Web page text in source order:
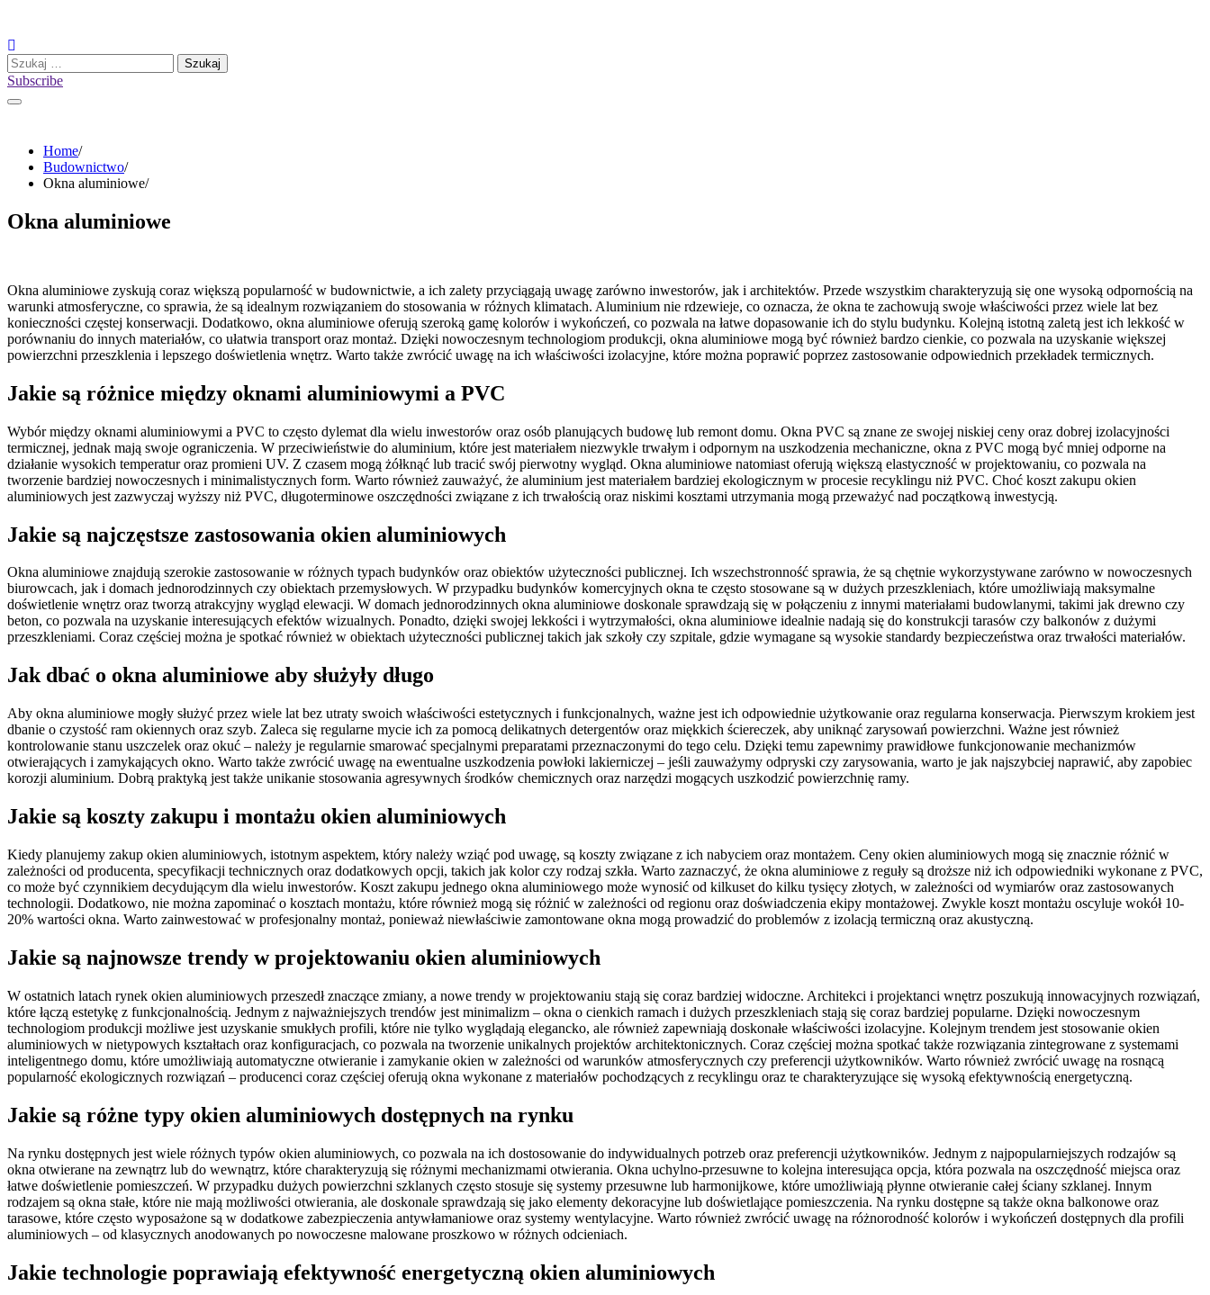
content
Szukaj:
Subscribe
Home
Budownictwo
Okna aluminiowe
Okna aluminiowe
Okna aluminiowe zyskują coraz większą popularność w budownictwie, a ich zalety przyciągają uwagę zarówno inwestorów, jak i architektów. Przede wszystkim charakteryzują się one wysoką odpornością na
warunki atmosferyczne, co sprawia, że są idealnym rozwiązaniem do stosowania w różnych klimatach. Aluminium nie rdzewieje, co oznacza, że okna te zachowują swoje właściwości przez wiele lat bez
konieczności częstej konserwacji. Dodatkowo, okna aluminiowe oferują szeroką gamę kolorów i wykończeń, co pozwala na łatwe dopasowanie ich do stylu budynku. Kolejną istotną zaletą jest ich lekkość w
porównaniu do innych materiałów, co ułatwia transport oraz montaż. Dzięki nowoczesnym technologiom produkcji, okna aluminiowe mogą być również bardzo cienkie, co pozwala na uzyskanie większej
powierzchni przeszklenia i lepszego doświetlenia wnętrz. Warto także zwrócić uwagę na ich właściwości izolacyjne, które można poprawić poprzez zastosowanie odpowiednich przekładek termicznych.
Jakie są różnice między oknami aluminiowymi a PVC
Wybór między oknami aluminiowymi a PVC to często dylemat dla wielu inwestorów oraz osób planujących budowę lub remont domu. Okna PVC są znane ze swojej niskiej ceny oraz dobrej izolacyjności
termicznej, jednak mają swoje ograniczenia. W przeciwieństwie do aluminium, które jest materiałem niezwykle trwałym i odpornym na uszkodzenia mechaniczne, okna z PVC mogą być mniej odporne na
działanie wysokich temperatur oraz promieni UV. Z czasem mogą żółknąć lub tracić swój pierwotny wygląd. Okna aluminiowe natomiast oferują większą elastyczność w projektowaniu, co pozwala na
tworzenie bardziej nowoczesnych i minimalistycznych form. Warto również zauważyć, że aluminium jest materiałem bardziej ekologicznym w procesie recyklingu niż PVC. Choć koszt zakupu okien
aluminiowych jest zazwyczaj wyższy niż PVC, długoterminowe oszczędności związane z ich trwałością oraz niskimi kosztami utrzymania mogą przeważyć nad początkową inwestycją.
Jakie są najczęstsze zastosowania okien aluminiowych
Okna aluminiowe znajdują szerokie zastosowanie w różnych typach budynków oraz obiektów użyteczności publicznej. Ich wszechstronność sprawia, że są chętnie wykorzystywane zarówno w nowoczesnych
biurowcach, jak i domach jednorodzinnych czy obiektach przemysłowych. W przypadku budynków komercyjnych okna te często stosowane są w dużych przeszkleniach, które umożliwiają maksymalne
doświetlenie wnętrz oraz tworzą atrakcyjny wygląd elewacji. W domach jednorodzinnych okna aluminiowe doskonale sprawdzają się w połączeniu z innymi materiałami budowlanymi, takimi jak drewno czy
beton, co pozwala na uzyskanie interesujących efektów wizualnych. Ponadto, dzięki swojej lekkości i wytrzymałości, okna aluminiowe idealnie nadają się do konstrukcji tarasów czy balkonów z dużymi
przeszkleniami. Coraz częściej można je spotkać również w obiektach użyteczności publicznej takich jak szkoły czy szpitale, gdzie wymagane są wysokie standardy bezpieczeństwa oraz trwałości materiałów.
Jak dbać o okna aluminiowe aby służyły długo
Aby okna aluminiowe mogły służyć przez wiele lat bez utraty swoich właściwości estetycznych i funkcjonalnych, ważne jest ich odpowiednie użytkowanie oraz regularna konserwacja. Pierwszym krokiem jest
dbanie o czystość ram okiennych oraz szyb. Zaleca się regularne mycie ich za pomocą delikatnych detergentów oraz miękkich ściereczek, aby uniknąć zarysowań powierzchni. Ważne jest również
kontrolowanie stanu uszczelek oraz okuć – należy je regularnie smarować specjalnymi preparatami przeznaczonymi do tego celu. Dzięki temu zapewnimy prawidłowe funkcjonowanie mechanizmów
otwierających i zamykających okno. Warto także zwrócić uwagę na ewentualne uszkodzenia powłoki lakierniczej – jeśli zauważymy odpryski czy zarysowania, warto je jak najszybciej naprawić, aby zapobiec
korozji aluminium. Dobrą praktyką jest także unikanie stosowania agresywnych środków chemicznych oraz narzędzi mogących uszkodzić powierzchnię ramy.
Jakie są koszty zakupu i montażu okien aluminiowych
Kiedy planujemy zakup okien aluminiowych, istotnym aspektem, który należy wziąć pod uwagę, są koszty związane z ich nabyciem oraz montażem. Ceny okien aluminiowych mogą się znacznie różnić w
zależności od producenta, specyfikacji technicznych oraz dodatkowych opcji, takich jak kolor czy rodzaj szkła. Warto zaznaczyć, że okna aluminiowe z reguły są droższe niż ich odpowiedniki wykonane z PVC,
co może być czynnikiem decydującym dla wielu inwestorów. Koszt zakupu jednego okna aluminiowego może wynosić od kilkuset do kilku tysięcy złotych, w zależności od wymiarów oraz zastosowanych
technologii. Dodatkowo, nie można zapominać o kosztach montażu, które również mogą się różnić w zależności od regionu oraz doświadczenia ekipy montażowej. Zwykle koszt montażu oscyluje wokół 10-
20% wartości okna. Warto zainwestować w profesjonalny montaż, ponieważ niewłaściwie zamontowane okna mogą prowadzić do problemów z izolacją termiczną oraz akustyczną.
Jakie są najnowsze trendy w projektowaniu okien aluminiowych
W ostatnich latach rynek okien aluminiowych przeszedł znaczące zmiany, a nowe trendy w projektowaniu stają się coraz bardziej widoczne. Architekci i projektanci wnętrz poszukują innowacyjnych rozwiązań,
które łączą estetykę z funkcjonalnością. Jednym z najważniejszych trendów jest minimalizm – okna o cienkich ramach i dużych przeszkleniach stają się coraz bardziej popularne. Dzięki nowoczesnym
technologiom produkcji możliwe jest uzyskanie smukłych profili, które nie tylko wyglądają elegancko, ale również zapewniają doskonałe właściwości izolacyjne. Kolejnym trendem jest stosowanie okien
aluminiowych w nietypowych kształtach oraz konfiguracjach, co pozwala na tworzenie unikalnych projektów architektonicznych. Coraz częściej można spotkać także rozwiązania zintegrowane z systemami
inteligentnego domu, które umożliwiają automatyczne otwieranie i zamykanie okien w zależności od warunków atmosferycznych czy preferencji użytkowników. Warto również zwrócić uwagę na rosnącą
popularność ekologicznych rozwiązań – producenci coraz częściej oferują okna wykonane z materiałów pochodzących z recyklingu oraz te charakteryzujące się wysoką efektywnością energetyczną.
Jakie są różne typy okien aluminiowych dostępnych na rynku
Na rynku dostępnych jest wiele różnych typów okien aluminiowych, co pozwala na ich dostosowanie do indywidualnych potrzeb oraz preferencji użytkowników. Jednym z najpopularniejszych rodzajów są
okna otwierane na zewnątrz lub do wewnątrz, które charakteryzują się różnymi mechanizmami otwierania. Okna uchylno-przesuwne to kolejna interesująca opcja, która pozwala na oszczędność miejsca oraz
łatwe doświetlenie pomieszczeń. W przypadku dużych powierzchni szklanych często stosuje się systemy przesuwne lub harmonijkowe, które umożliwiają płynne otwieranie całej ściany szklanej. Innym
rodzajem są okna stałe, które nie mają możliwości otwierania, ale doskonale sprawdzają się jako elementy dekoracyjne lub doświetlające pomieszczenia. Na rynku dostępne są także okna balkonowe oraz
tarasowe, które często wyposażone są w dodatkowe zabezpieczenia antywłamaniowe oraz systemy wentylacyjne. Warto również zwrócić uwagę na różnorodność kolorów i wykończeń dostępnych dla profili
aluminiowych – od klasycznych anodowanych po nowoczesne malowane proszkowo w różnych odcieniach.
Jakie technologie poprawiają efektywność energetyczną okien aluminiowych